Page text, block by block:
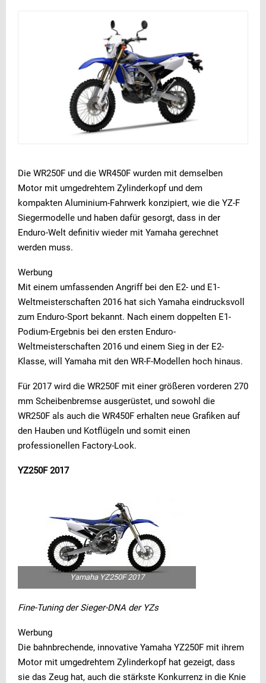
Die WR250F und die WR450F wurden mit demselben
Motor mit umgedrehtem Zylinderkopf und dem
kompakten Aluminium-Fahrwerk konzipiert, wie die YZ-F
Siegermodelle und haben dafür gesorgt, dass in der
Enduro-Welt definitiv wieder mit Yamaha gerechnet
werden muss.
Werbung
Mit einem umfassenden Angriff bei den E2- und E1-
Weltmeisterschaften 2016 hat sich Yamaha eindrucksvoll
zum Enduro-Sport bekannt. Nach einem doppelten E1-
Podium-Ergebnis bei den ersten Enduro-
Weltmeisterschaften 2016 und einem Sieg in der E2-
Klasse, will Yamaha mit den WR-F-Modellen hoch hinaus.
Für 2017 wird die WR250F mit einer größeren vorderen 270
mm Scheibenbremse ausgerüstet, und sowohl die
WR250F als auch die WR450F erhalten neue Grafiken auf
den Hauben und Kotflügeln und somit einen
professionellen Factory-Look.
YZ250F 2017
Yamaha YZ250F 2017
Fine-Tuning der Sieger-DNA der YZs
Werbung
Die bahnbrechende, innovative Yamaha YZ250F mit ihrem
Motor mit umgedrehtem Zylinderkopf hat gezeigt, dass
sie das Zeug hat, auch die stärkste Konkurrenz in die Knie